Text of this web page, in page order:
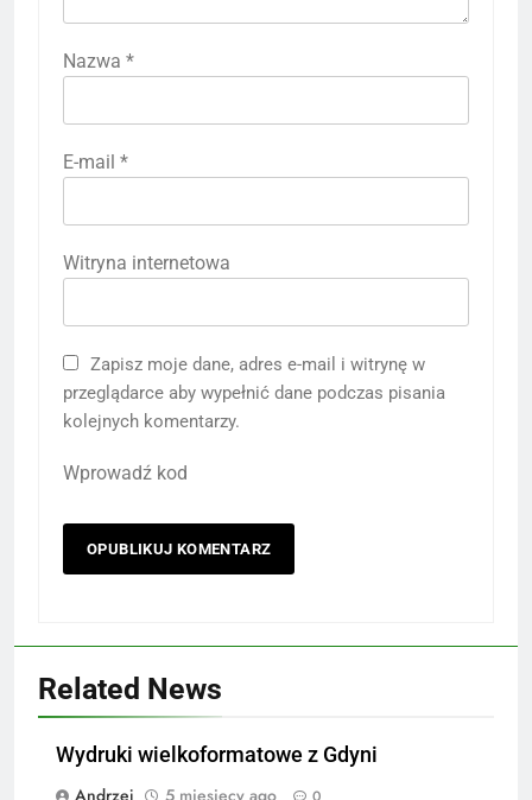
Nazwa *
E-mail *
Witryna internetowa
Zapisz moje dane, adres e-mail i witrynę w
przeglądarce aby wypełnić dane podczas pisania
kolejnych komentarzy.
Wprowadź kod
Related News
Wydruki wielkoformatowe z Gdyni
Andrzej
5 miesięcy ago